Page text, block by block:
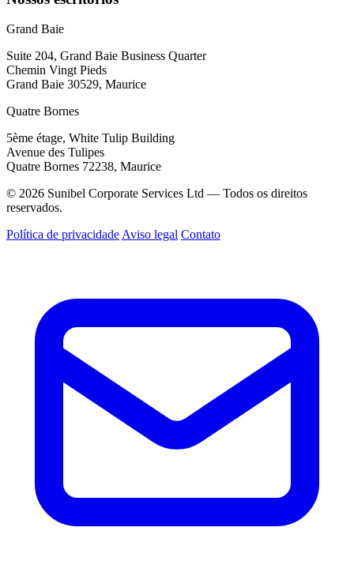
Grand Baie
Suite 204, Grand Baie Business Quarter
Chemin Vingt Pieds
Grand Baie 30529, Maurice
Quatre Bornes
5ème étage, White Tulip Building
Avenue des Tulipes
Quatre Bornes 72238, Maurice
© 2026 Sunibel Corporate Services Ltd — Todos os direitos
reservados.
Política de privacidade Aviso legal Contato